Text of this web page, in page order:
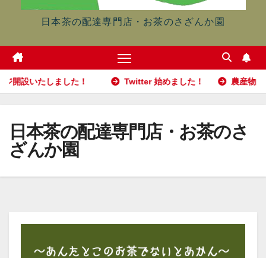
日本茶の配達専門店・お茶のさざんか園
ました！ Twitter 始めました！ 農産物自由市
日本茶の配達専門店・お茶のさ
ざんか園